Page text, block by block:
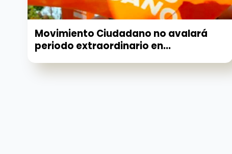
Movimiento Ciudadano no avalará
periodo extraordinario en...